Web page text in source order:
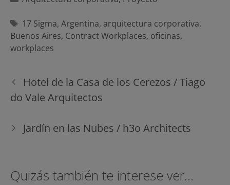
Etiquetas
17 Sigma, Argentina, arquitectura corporativa,
Buenos Aires, Contract Workplaces, oficinas,
workplaces
Navegación
de
entradas
Hotel de la Casa de los Cerezos / Tiago
do Vale Arquitectos
Jardín en las Nubes / h3o Architects
Quizás también te interese ver...